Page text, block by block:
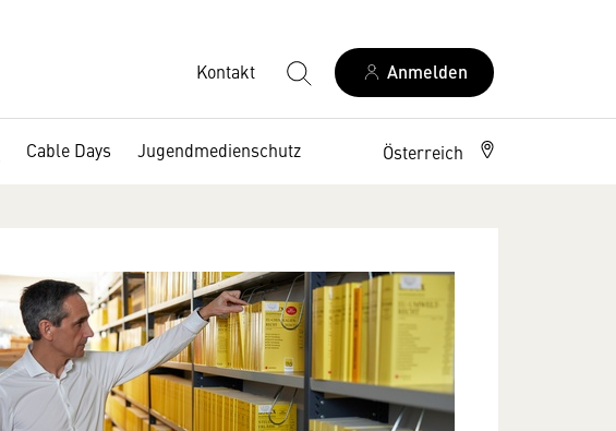
Kontakt Anmelden
Cable Days Jugendmedienschutz Österreich